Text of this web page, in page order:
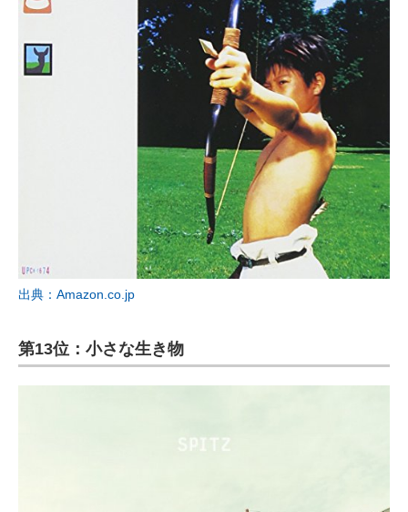
出典：Amazon.co.jp
第13位：小さな生き物